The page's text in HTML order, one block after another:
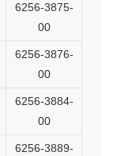
6256-3875-
00
6256-3876-
00
6256-3884-
00
6256-3889-